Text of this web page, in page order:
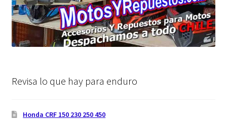
Revisa lo que hay para enduro
Honda CRF 150 230 250 450